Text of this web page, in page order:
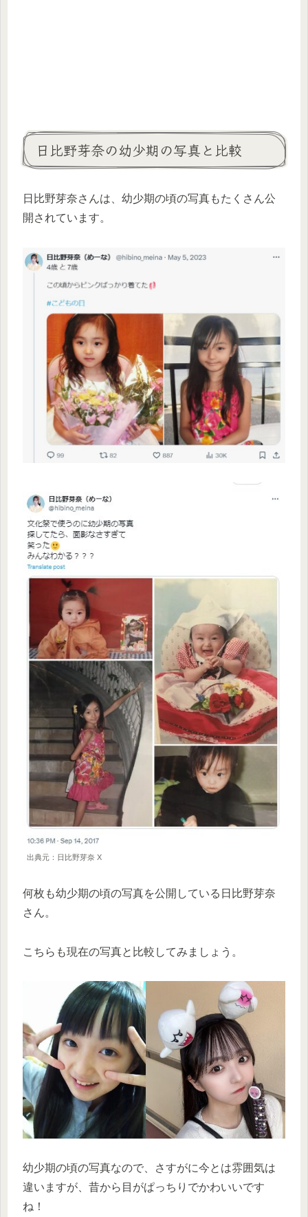
日比野芽奈の幼少期の写真と比較
日比野芽奈さんは、幼少期の頃の写真もたくさん公
開されています。
出典元：日比野芽奈 X
何枚も幼少期の頃の写真を公開している日比野芽奈
さん。
こちらも現在の写真と比較してみましょう。
幼少期の頃の写真なので、さすがに今とは雰囲気は
違いますが、昔から目がぱっちりでかわいいです
ね！